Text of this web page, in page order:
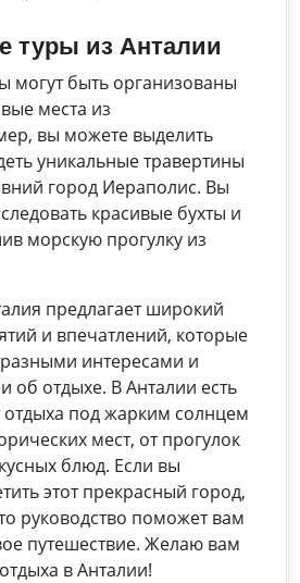
туры из Анталии
могут быть организованы
места из
вы можете выделить
уникальные травертины
город Иераполис. Вы
красивые бухты и
морскую прогулку из
предлагает широкий
и впечатлений, которые
интересами и
об отдыхе. В Анталии есть
отдыха под жарким солнцем
мест, от прогулок
блюд. Если вы
этот прекрасный город,
руководство поможет вам
путешествие. Желаю вам
в Анталии!